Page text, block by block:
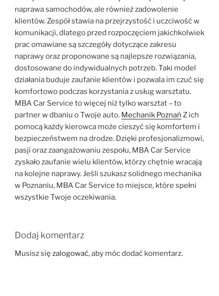
naprawa samochodów, ale również zadowolenie
klientów. Zespół stawia na przejrzystość i uczciwość w
komunikacji, dlatego przed rozpoczęciem jakichkolwiek
prac omawiane są szczegóły dotyczące zakresu
naprawy oraz proponowane są najlepsze rozwiązania,
dostosowane do indywidualnych potrzeb. Taki model
działania buduje zaufanie klientów i pozwala im czuć się
komfortowo podczas korzystania z usług warsztatu.
MBA Car Service to więcej niż tylko warsztat – to
partner w dbaniu o Twoje auto. Mechanik Poznań Z ich
pomocą każdy kierowca może cieszyć się komfortem i
bezpieczeństwem na drodze. Dzięki profesjonalizmowi,
pasji oraz zaangażowaniu zespołu, MBA Car Service
zyskało zaufanie wielu klientów, którzy chętnie wracają
na kolejne naprawy. Jeśli szukasz solidnego mechanika
w Poznaniu, MBA Car Service to miejsce, które spełni
wszystkie Twoje oczekiwania.
Dodaj komentarz
Musisz się zalogować, aby móc dodać komentarz.